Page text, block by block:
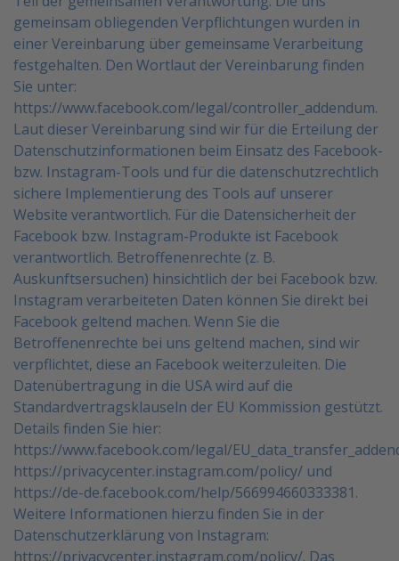
gemeinsam obliegenden Verpflichtungen wurden in
einer Vereinbarung über gemeinsame Verarbeitung
festgehalten. Den Wortlaut der Vereinbarung finden
Sie unter:
https://www.facebook.com/legal/controller_addendum.
Laut dieser Vereinbarung sind wir für die Erteilung der
Datenschutzinformationen beim Einsatz des Facebook-
bzw. Instagram-Tools und für die datenschutzrechtlich
sichere Implementierung des Tools auf unserer
Website verantwortlich. Für die Datensicherheit der
Facebook bzw. Instagram-Produkte ist Facebook
verantwortlich. Betroffenenrechte (z. B.
Auskunftsersuchen) hinsichtlich der bei Facebook bzw.
Instagram verarbeiteten Daten können Sie direkt bei
Facebook geltend machen. Wenn Sie die
Betroffenenrechte bei uns geltend machen, sind wir
verpflichtet, diese an Facebook weiterzuleiten. Die
Datenübertragung in die USA wird auf die
Standardvertragsklauseln der EU Kommission gestützt.
Details finden Sie hier:
https://www.facebook.com/legal/
https://privacycenter.instagram.com/policy/ und
https://de-de.facebook.com/help/566994660333381.
Weitere Informationen hierzu finden Sie in der
Datenschutzerklärung von Instagram:
https://privacycenter.instagram.com/policy/. Das